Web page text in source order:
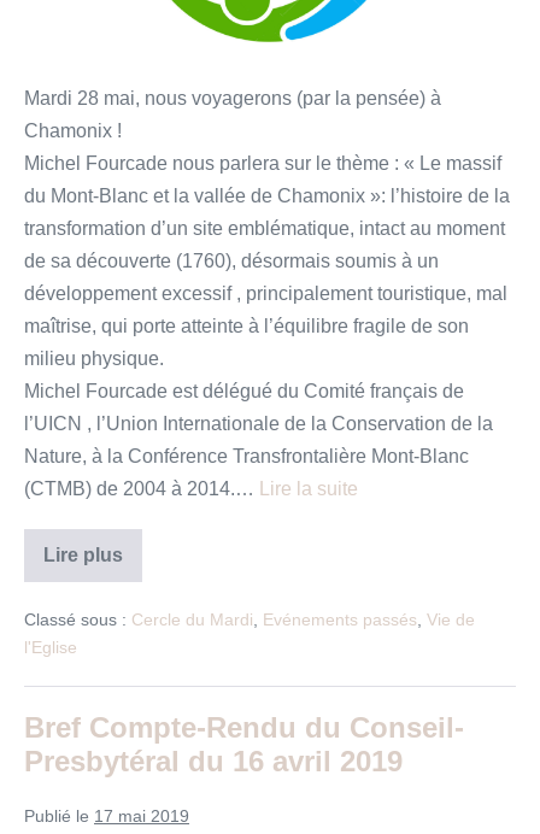
Chamonix
Mardi 28 mai, nous voyagerons (par la pensée) à
Chamonix !
Michel Fourcade nous parlera sur le thème : « Le massif
du Mont-Blanc et la vallée de Chamonix »: l’histoire de la
transformation d’un site emblématique, intact au moment
de sa découverte (1760), désormais soumis à un
développement excessif , principalement touristique, mal
maîtrise, qui porte atteinte à l’équilibre fragile de son
milieu physique.
Michel Fourcade est délégué du Comité français de
l’UICN , l’Union Internationale de la Conservation de la
Nature, à la Conférence Transfrontalière Mont-Blanc
(CTMB) de 2004 à 2014.…
Lire la suite
Lire plusCercle
28
mai
massif
Mont-
Blanc
et
de
Classé sous : Cercle du Mardi Evénements passés Vie de
l'Eglise
Bref Compte-Rendu du Conseil-
Presbytéral du 16 avril 2019
Publié le 17 mai 2019